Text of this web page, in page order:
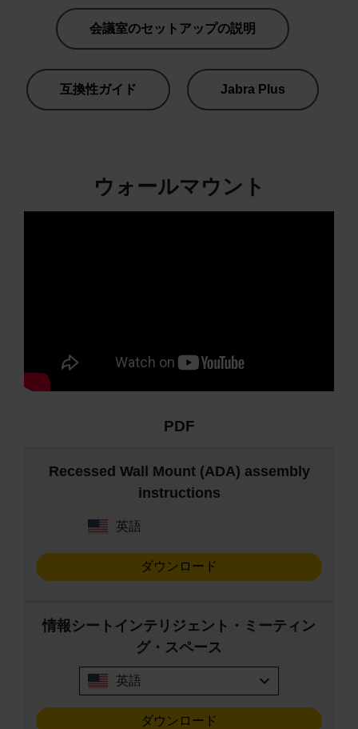
会議室のセットアップの説明
互換性ガイド Jabra Plus
ウォールマウント
PDF
Recessed Wall Mount (ADA) assembly
instructions
英語
ダウンロード
情報シートインテリジェント・ミーティン
グ・スペース
英語 expand_more
ダウンロード